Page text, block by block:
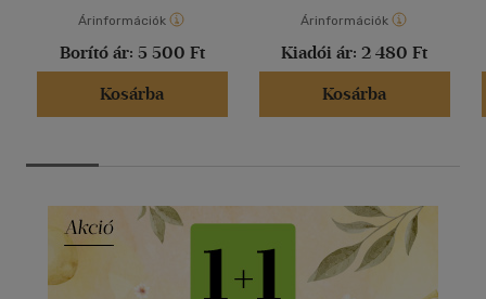
Árinformációk
Borító ár: 5 500 Ft
Kosárba
Árinformációk
Kiadói ár: 2 480 Ft
Kosárba